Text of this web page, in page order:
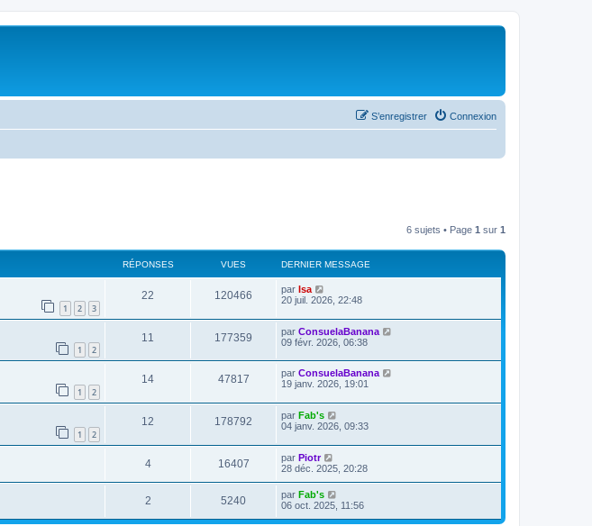
Connexion
S’enregistrer
6 sujets • Page 1 sur 1
RÉPONSES VUES DERNIER MESSAGE
1 2 3
22 120466 par Isa
20 juil. 2026, 22:48
1 2
11 177359 par ConsuelaBanana
09 févr. 2026, 06:38
1 2
14 47817 par ConsuelaBanana
19 janv. 2026, 19:01
1 2
12 178792 par Fab's
04 janv. 2026, 09:33
4 16407 par Piotr
28 déc. 2025, 20:28
2 5240 par Fab's
06 oct. 2025, 11:56